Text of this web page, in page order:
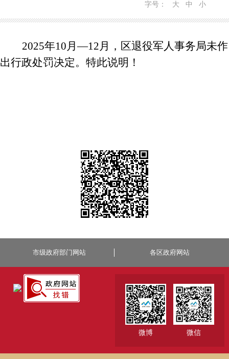
字号： 大 中 小
2025年10月—12月，区退役军人事务局未作
出行政处罚决定。特此说明！
市级政府部门网站 各区政府网站
微博 微信